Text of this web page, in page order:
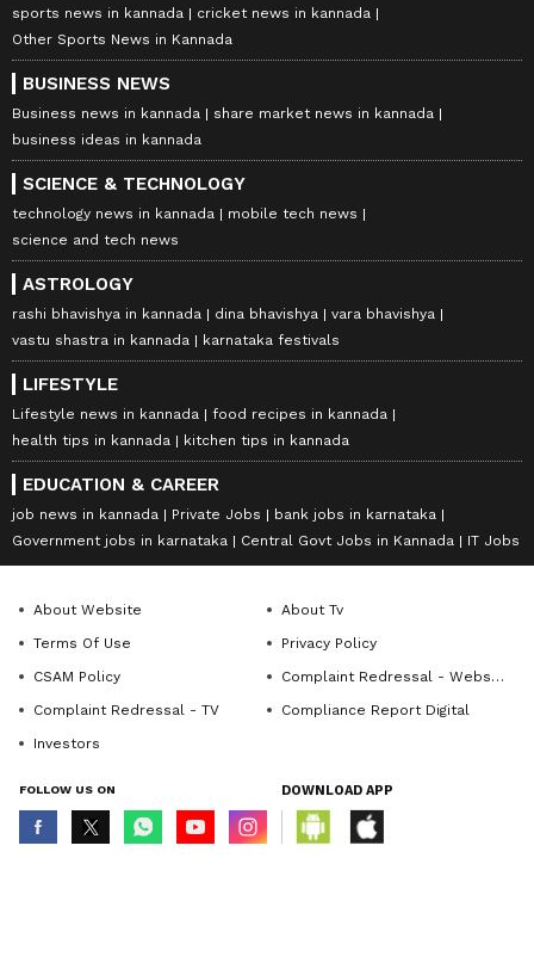
sports news in kannada
cricket news in kannada
Other Sports News in Kannada
BUSINESS NEWS
Business news in kannada
share market news in kannada
business ideas in kannada
SCIENCE & TECHNOLOGY
technology news in kannada
mobile tech news
science and tech news
ASTROLOGY
rashi bhavishya in kannada dina bhavishya
vara bhavishya
vastu shastra in kannada
karnataka festivals
LIFESTYLE
Lifestyle news in kannada
food recipes in kannada
health tips in kannada
kitchen tips in kannada
EDUCATION & CAREER
job news in kannada Private Jobs
bank jobs in karnataka
Government jobs in karnataka
Central Govt Jobs in Kannada IT Jobs
About Website
About Tv
Terms Of Use
Privacy Policy
CSAM Policy
Complaint Redressal - Website
Complaint Redressal - TV
Compliance Report Digital
Investors
FOLLOW US ON DOWNLOAD APP